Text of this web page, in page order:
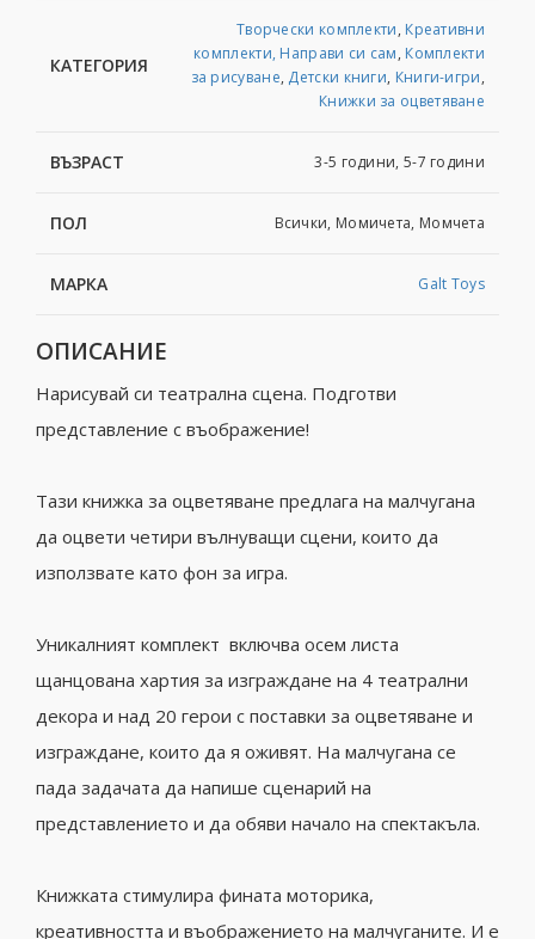
КАТЕГОРИЯ
Творчески комплекти, Креативни
комплекти, Направи си сам, Комплекти
за рисуване, Детски книги, Книги-игри,
Книжки за оцветяване
ВЪЗРАСТ 3-5 години, 5-7 години
ПОЛ Всички, Момичета, Момчета
МАРКА Galt Toys
ОПИСАНИЕ
Нарисувай си театрална сцена. Подготви
представление с въображение!
Тази книжка за оцветяване предлага на малчугана
да оцвети четири вълнуващи сцени, които да
използвате като фон за игра.
Уникалният комплект включва осем листа
щанцована хартия за изграждане на 4 театрални
декора и над 20 герои с поставки за оцветяване и
изграждане, които да я оживят. На малчугана се
пада задачата да напише сценарий на
представлението и да обяви начало на спектакъла.
Книжката стимулира фината моторика,
креативността и въображението на малчуганите. И е